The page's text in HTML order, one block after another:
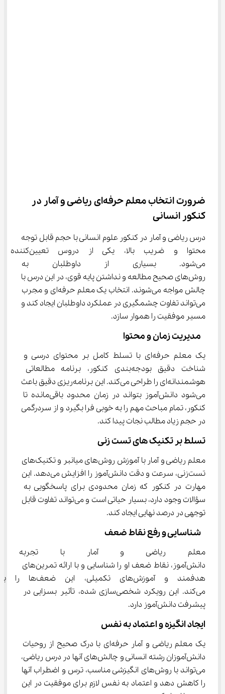
ضرورت انتخاب معلم حرفه‌ای ریاضی و آمار در
کنکور انسانی
درس ریاضی و آمار در کنکور علوم انسانی با حجم قابل توجه
محتوا و ضریب بالا،
می‌شود. بسیاری از داوطلبان
روش‌های صحیح مطالعه و نداشتن پایه قوی، در این درس با
چالش مواجه می‌شوند. انتخاب یک معلم حرفه‌ای و مجرب
می‌تواند تفاوت چشمگیری در عملکرد داوطلبان ایجاد کند و
مسیر موفقیت را هموار سازد.
مدیریت زمان و محتوا
یک معلم حرفه‌ای با تسلط کامل بر محتوای درسی و
شناخت دقیق بودجه‌بندی کنکور، برنامه مطالعاتی
هوشمندانه‌ای را طراحی می‌کند. این برنامه‌ریزی دقیق باعث
می‌شود دانش‌آموز بتواند در زمان محدود باقی‌مانده تا
کنکور، تمام مباحث مهم را به خوبی فرا بگیرد و از سردرگمی
در حجم زیاد مطالب نجات پیدا کند.
تسلط بر تکنیک‌ های تست ‌زنی
معلم ریاضی و آمار با آموزش روش‌های میانبر و تکنیک‌های
تست‌زنی، سرعت و دقت دانش‌آموز را افزایش می‌دهد. این
مهارت در کنکور که زمان محدودی برای پاسخگویی به
سؤالات وجود دارد، بسیار حیاتی است و می‌تواند تفاوت قابل
توجهی در درصد نهایی ایجاد کند.
شناسایی و رفع نقاط ضعف
معلم ریاضی و آمار با تجربه
دانش‌آموز، نقاط ضعف او را شناسایی و با ارائه تمرین‌های
هدفمند و آموزش‌های تکمیلی،
می‌کند. این رویکرد شخصی‌سازی شده، تأثیر بسزایی در
پیشرفت دانش‌آموز دارد.
ایجاد انگیزه و اعتماد به نفس
یک معلم ریاضی و آمار حرفه‌ای با درک صحیح از روحیات
دانش‌آموزان رشته انسانی و چالش‌های آنها در درس ریاضی،
می‌تواند با روش‌های انگیزشی مناسب، ترس و اضطراب آنها
را کاهش دهد و اعتماد به نفس لازم برای موفقیت در این